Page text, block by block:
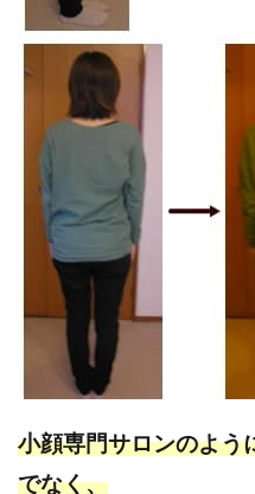
小顔専門サロンのよう
でなく、